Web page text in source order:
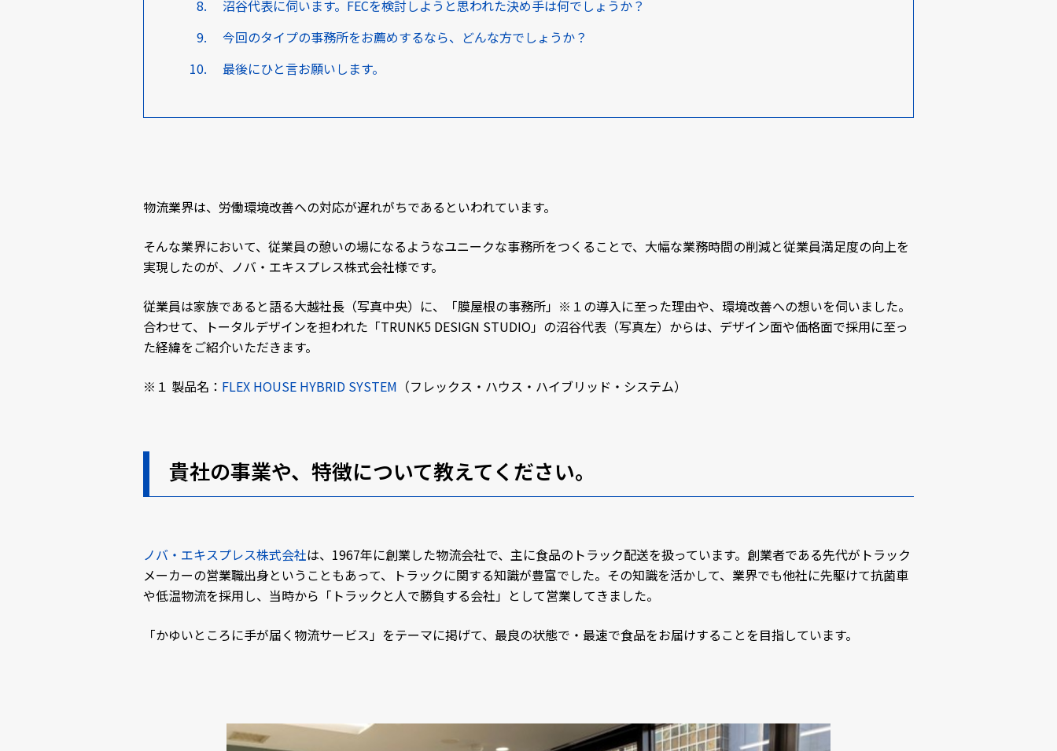
沼谷代表に伺います。FECを検討しようと思われた決め手は何でしょうか？
今回のタイプの事務所をお薦めするなら、どんな方でしょうか？
最後にひと言お願いします。
物流業界は、労働環境改善への対応が遅れがちであるといわれています。
そんな業界において、従業員の憩いの場になるようなユニークな事務所をつくることで、大幅な業務時間の削減と従業員満足度の向上を
実現したのが、ノバ・エキスプレス株式会社様です。
従業員は家族であると語る大越社長（写真中央）に、「膜屋根の事務所」※１の導入に至った理由や、環境改善への想いを伺いました。
合わせて、トータルデザインを担われた「TRUNK5 DESIGN STUDIO」の沼谷代表（写真左）からは、デザイン面や価格面で採用に至っ
た経緯をご紹介いただきます。
※１ 製品名： FLEX HOUSE HYBRID SYSTEM （フレックス・ハウス・ハイブリッド・システム）
貴社の事業や、特徴について教えてください。
ノバ・エキスプレス株式会社は、1967年に創業した物流会社で、主に食品のトラック配送を扱っています。創業者である先代がトラック
メーカーの営業職出身ということもあって、トラックに関する知識が豊富でした。その知識を活かして、業界でも他社に先駆けて抗菌車
や低温物流を採用し、当時から「トラックと人で勝負する会社」として営業してきました。
「かゆいところに手が届く物流サービス」をテーマに掲げて、最良の状態で・最速で食品をお届けすることを目指しています。